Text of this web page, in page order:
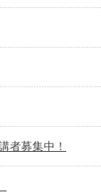
者募集中！